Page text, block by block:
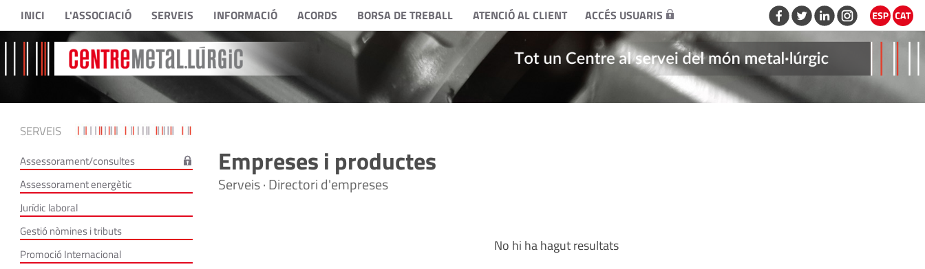
INICI L'ASSOCIACIÓ SERVEIS INFORMACIÓ ACORDS BORSA DE TREBALL ATENCIÓ AL CLIENT ACCÉS USUARIS
SERVEIS
Assessorament/consultes
Assessorament energètic
Jurídic laboral
Gestió nòmines i tributs
Promoció Internacional
Empreses i productes
Serveis · Directori d'empreses
No hi ha hagut resultats